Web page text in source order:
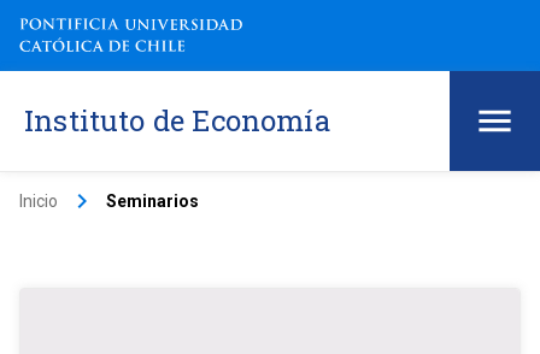
Instituto de Economía
Inicio keyboard_arrow_right Seminarios